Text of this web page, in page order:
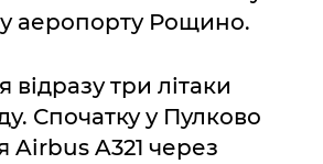
аеропорту Рощино.
відразу три літаки
Спочатку у Пулково
Airbus A321 через